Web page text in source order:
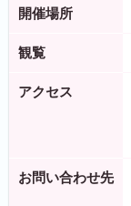
開催場所
観覧
アクセス
お問い合わせ先